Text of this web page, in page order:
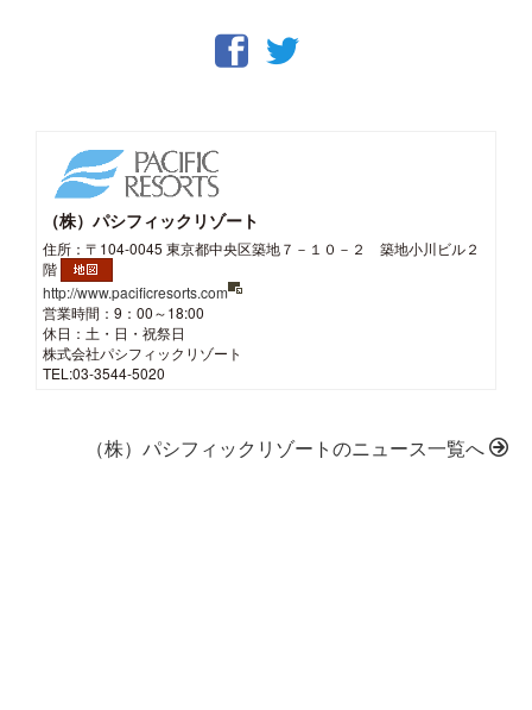
（株）パシフィックリゾート
住所：〒104-0045 東京都中央区築地７－１０－２ 築地小川ビル２
階
http://www.pacificresorts.com
営業時間：9：00～18:00
休日：土・日・祝祭日
株式会社パシフィックリゾート
TEL:03-3544-5020
（株）パシフィックリゾートのニュース一覧へ